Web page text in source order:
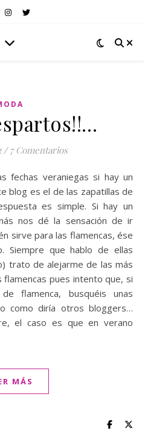
/ 7 Comentarios
blog es el de las zapatillas de
es simple. Si hay un
nos dé la sensación de ir
sirve para las flamencas, ése
Siempre que hablo de ellas
trato de alejarme de las más
flamencas pues intento que, si
flamenca, busquéis unas
como diría otros bloggers…
el caso es que en verano
MÁS